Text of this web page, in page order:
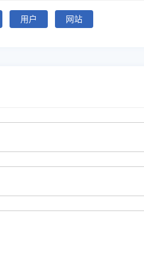
用户 网站